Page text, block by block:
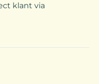
klant via